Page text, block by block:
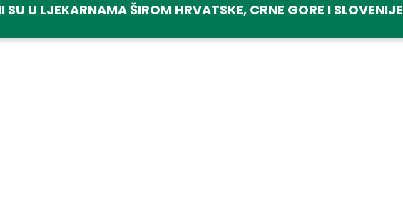
U LJEKARNAMA ŠIROM HRVATSKE, CRNE GORE I SLOVENIJE